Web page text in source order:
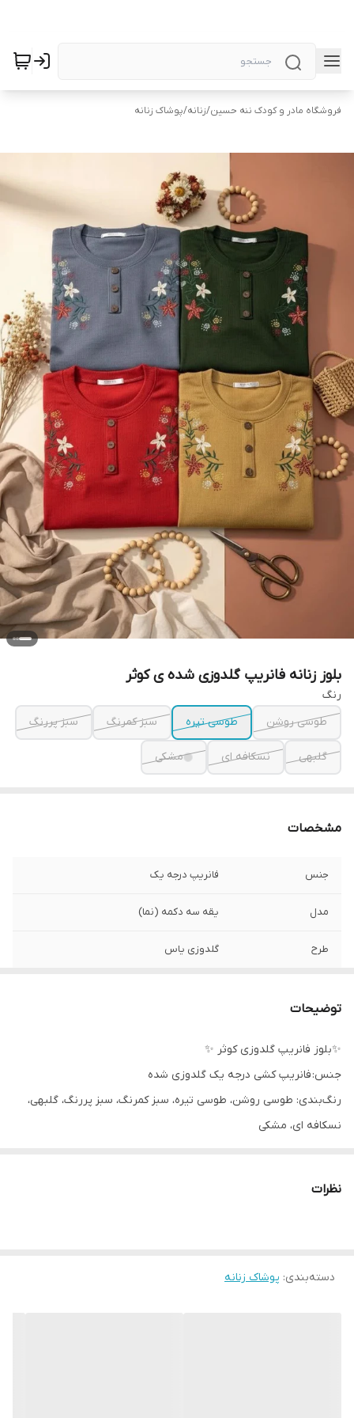
فروشگاه مادر و کودک ننه حسین/زنانه/پوشاک زنانه
بلوز زنانه فانریپ گلدوزی شده ی کوثر
رنگ
طوسی روشن
طوسی تیره سبز کمرنگ سبز پررنگ
گلبهی نسکافه ای مشکی
مشخصات
جنس فانریپ درجه یک
مدل یقه سه دکمه (نما)
طرح گلدوزی یاس
توضیحات
✨بلوز فانریپ گلدوزی کوثر ✨
جنس: فانریپ کشی درجه یک گلدوزی شده
رنگ‌بندی: طوسی روشن، طوسی تیره، سبز کمرنگ، سبز پررنگ، گلبهی،
نسکافه ای، مشکی
نظرات
دسته‌بندی: پوشاک زنانه